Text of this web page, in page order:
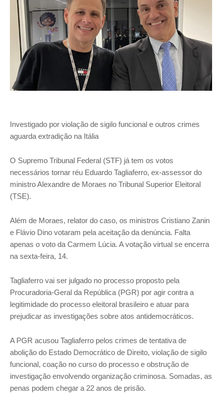
Investigado por violação de sigilo funcional e outros crimes
aguarda extradição na Itália
O Supremo Tribunal Federal (STF) já tem os votos
necessários tornar réu Eduardo Tagliaferro, ex-assessor do
ministro Alexandre de Moraes no Tribunal Superior Eleitoral
(TSE).
Além de Moraes, relator do caso, os ministros Cristiano Zanin
e Flávio Dino votaram pela aceitação da denúncia. Falta
apenas o voto da Carmem Lúcia. A votação virtual se encerra
na sexta-feira, 14.
Tagliaferro vai ser julgado no processo proposto pela
Procuradoria-Geral da República (PGR) por agir contra a
legitimidade do processo eleitoral brasileiro e atuar para
prejudicar as investigações sobre atos antidemocráticos.
A PGR acusou Tagliaferro pelos crimes de tentativa de
abolição do Estado Democrático de Direito, violação de sigilo
funcional, coação no curso do processo e obstrução de
investigação envolvendo organização criminosa. Somadas, as
penas podem chegar a 22 anos de prisão.